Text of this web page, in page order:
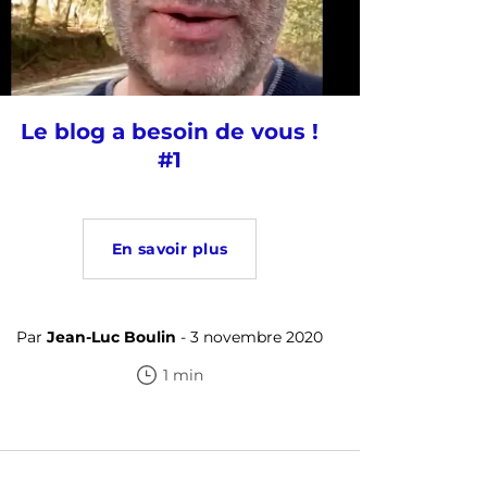
Le blog a besoin de vous !
#1
En savoir plus
Par Jean-Luc Boulin - 3 novembre 2020
1 min